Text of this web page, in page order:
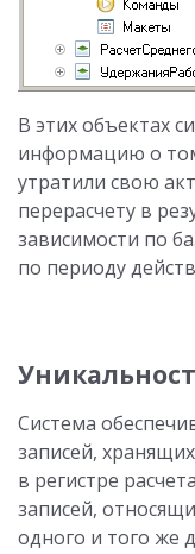
В этих объектах
информацию о
утратили свою
перерасчету в
зависимости по
по периоду
Система
записей,
в регистре
записей,
одного и того же